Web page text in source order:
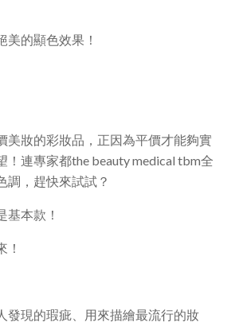
美的顯色效果！
美妝的彩妝品，正因為平價才能夠實
！連專家都the beauty medical tbm全
調，趕快來試試？
基本款！
！
發現的瑕疵、用來描繪最流行的妝